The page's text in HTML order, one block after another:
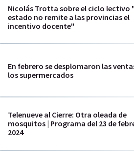
Nicolás Trotta sobre el ciclo lectivo
estado no remite a las provincias el
incentivo docente"
En febrero se desplomaron las
los supermercados
Telenueve al Cierre: Otra oleada de
mosquitos | Programa del 23 de
2024